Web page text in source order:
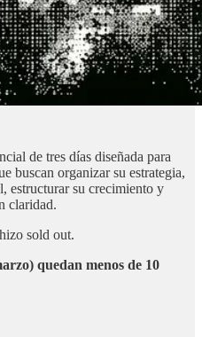
de tres días diseñada para
buscan organizar su estrategia,
estructurar su crecimiento y
claridad.
sold out.
quedan menos de 10